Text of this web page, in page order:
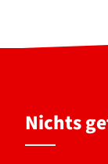
Nichts